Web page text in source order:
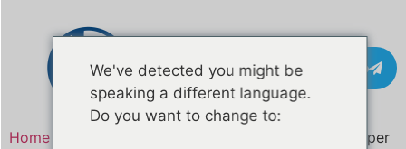
Contatto
Home
Truck food mobile personalizzato per
We've detected you might be
speaking a different language.
Do you want to change to: